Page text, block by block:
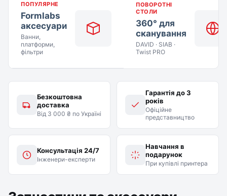
ПОПУЛЯРНЕ
Formlabs
аксесуари
Ванни,
платформи,
фільтри
ПОВОРОТНІ
СТОЛИ
360° для
сканування
DAVID · SIAB ·
Twist PRO
Безкоштовна
доставка
Від 3 000 ₴ по Україні
Гарантія до 3
років
Офіційне
представництво
Консультація 24/7
Інженери-експерти
Навчання в
подарунок
При купівлі принтера